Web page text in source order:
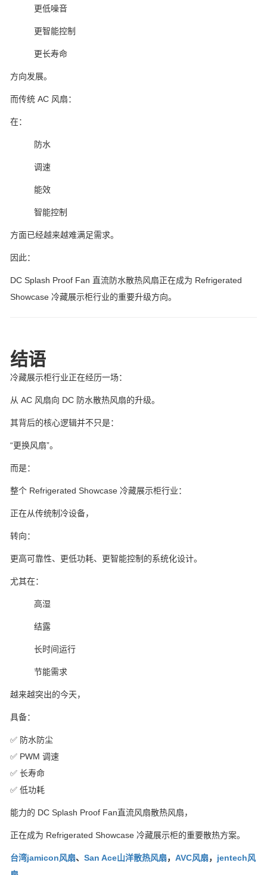
更低噪音
更智能控制
更长寿命
方向发展。
而传统 AC 风扇：
在：
防水
调速
能效
智能控制
方面已经越来越难满足需求。
因此：
DC Splash Proof Fan 直流防水散热风扇正在成为 Refrigerated
Showcase 冷藏展示柜行业的重要升级方向。
结语
冷藏展示柜行业正在经历一场：
从 AC 风扇向 DC 防水散热风扇的升级。
其背后的核心逻辑并不只是：
“更换风扇”。
而是：
整个 Refrigerated Showcase 冷藏展示柜行业：
正在从传统制冷设备，
转向：
更高可靠性、更低功耗、更智能控制的系统化设计。
尤其在：
高湿
结露
长时间运行
节能需求
越来越突出的今天，
具备：
✅ 防水防尘
✅ PWM 调速
✅ 长寿命
✅ 低功耗
能力的 DC Splash Proof Fan直流风扇散热风扇，
正在成为 Refrigerated Showcase 冷藏展示柜的重要散热方案。
台湾jamicon风扇、 San Ace山洋散热风扇， AVC风扇， jentech风